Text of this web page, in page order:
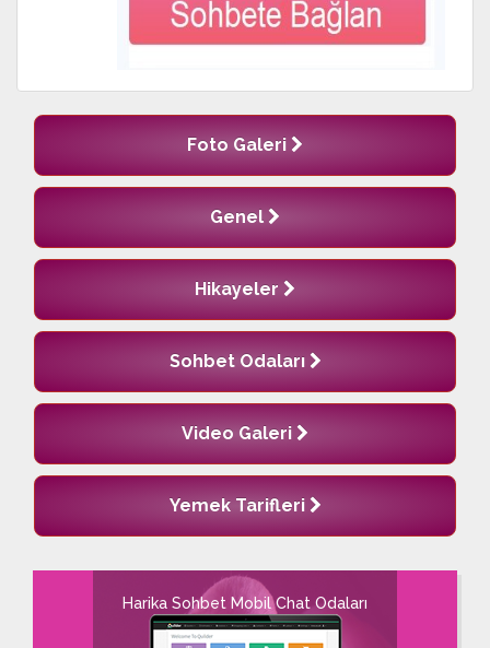
Foto Galeri
Genel
Hikayeler
Sohbet Odaları
Video Galeri
Yemek Tarifleri
Harika Sohbet Mobil Chat Odaları